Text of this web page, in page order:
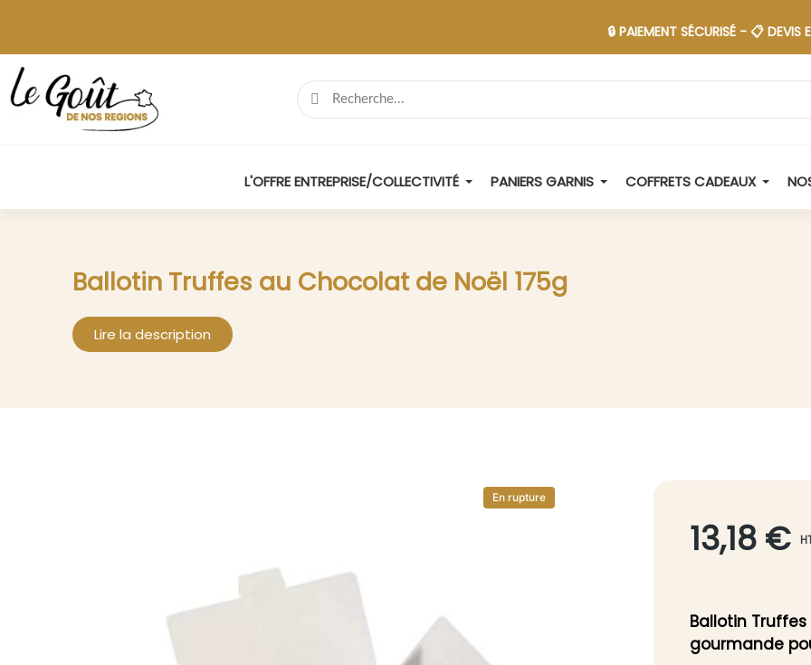
🔒 PAIEMENT SÉCURISÉ - 📋 DEVIS EN 48H -
L'OFFRE ENTREPRISE/COLLECTIVITÉ PANIERS GARNIS COFFRETS CADEAUX
Ballotin Truffes au Chocolat de Noël 175g
Lire la description
En rupture
13,18 €
Ballotin
gourmande